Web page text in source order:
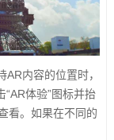
内容的位置时，
体验”图标并抬
看。如果在不同的